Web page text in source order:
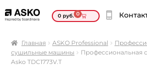
0руб. 0
Главная ASKO Professional
сушильные машины
Профессиональная
Asko TDC1773V.T